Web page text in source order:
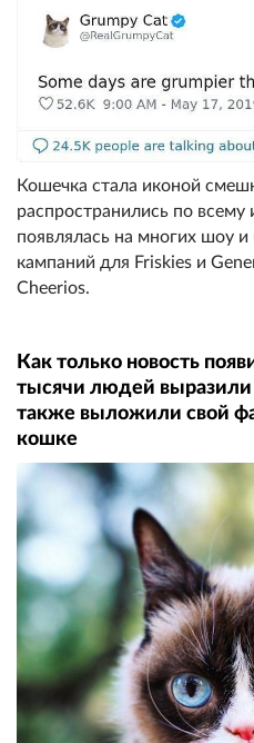
Кошечка стала иконой
распространились по всему
появлялась на многих шоу
кампаний для Friskies и
Cheerios.
Как только новость
тысячи людей выразили
также выложили свой
кошке